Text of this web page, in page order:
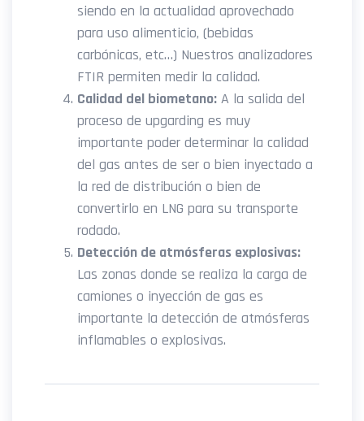
siendo en la actualidad aprovechado
para uso alimenticio, (bebidas
carbónicas, etc…) Nuestros analizadores
FTIR permiten medir la calidad.
Calidad del biometano: A la salida del
proceso de upgarding es muy
importante poder determinar la calidad
del gas antes de ser o bien inyectado a
la red de distribución o bien de
convertirlo en LNG para su transporte
rodado.
Detección de atmósferas explosivas:
Las zonas donde se realiza la carga de
camiones o inyección de gas es
importante la detección de atmósferas
inflamables o explosivas.